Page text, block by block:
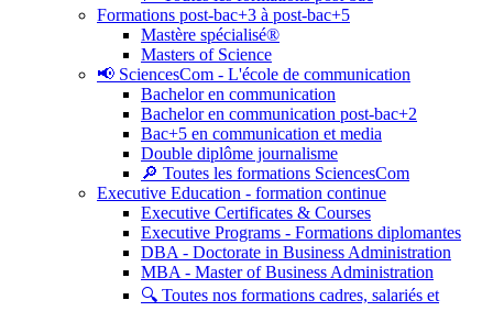
Formations post-bac+3 à post-bac+5
Mastère spécialisé®
Masters of Science
📢 SciencesCom - L'école de communication
Bachelor en communication
Bachelor en communication post-bac+2
Bac+5 en communication et media
Double diplôme journalisme
🔎 Toutes les formations SciencesCom
Executive Education - formation continue
Executive Certificates & Courses
Executive Programs - Formations diplomantes
DBA - Doctorate in Business Administration
MBA - Master of Business Administration
🔍 Toutes nos formations cadres, salariés et